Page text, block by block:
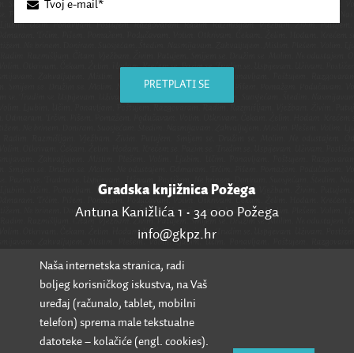
PRETPLATI SE
Gradska knjižnica Požega
Antuna Kanižlića 1 • 34 000 Požega
info@gkpz.hr
SVI KONTAKTI
Naša internetska stranica, radi
boljeg korisničkog iskustva, na Vaš
uređaj (računalo, tablet, mobilni
telefon) sprema male tekstualne
datoteke – kolačiće (engl. cookies).